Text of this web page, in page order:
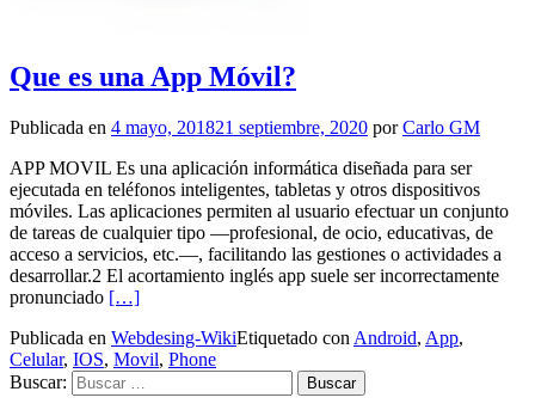
Que es una App Móvil?
Publicada en 4 mayo, 201821 septiembre, 2020 porCarlo GM
APP MOVIL Es una aplicación informática diseñada para ser
ejecutada en teléfonos inteligentes, tabletas y otros dispositivos
móviles. Las aplicaciones permiten al usuario efectuar un conjunto
de tareas de cualquier tipo —profesional, de ocio, educativas, de
acceso a servicios, etc.—, facilitando las gestiones o actividades a
desarrollar.2​ El acortamiento inglés app suele ser incorrectamente
pronunciado Leer
es
una
App
[…]
Publicada en Webdesing-WikiEtiquetado con Android, App,
Celular, IOS, Movil, Phone
Buscar: